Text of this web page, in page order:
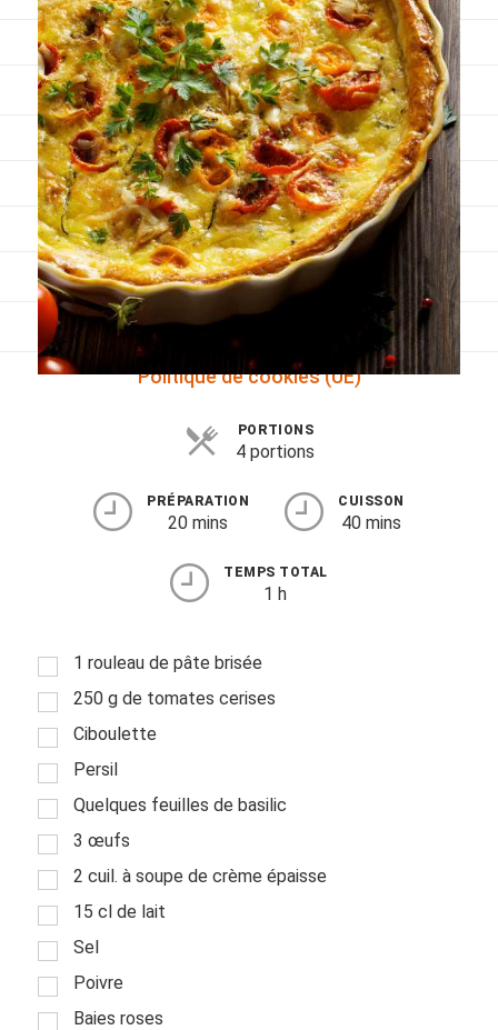
Viandes
Pratique
Mesures conversions
Lexique des différents termes de cuisine
Service du vin
Contact
Mes livres
Politique de cookies (UE)
PORTIONS
4 portions
PRÉPARATION
20 mins
CUISSON
40 mins
TEMPS TOTAL
1 h
1 rouleau de pâte brisée
250 g de tomates cerises
Ciboulette
Persil
Quelques feuilles de basilic
3 œufs
2 cuil. à soupe de crème épaisse
15 cl de lait
Sel
Poivre
Baies roses